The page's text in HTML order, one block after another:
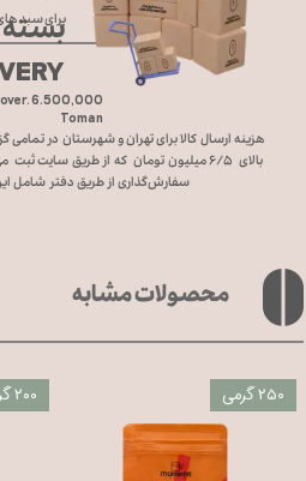
بسته
برای سبد
over. 6.500,000
Toman
هزینه ارسال کالا برای تهران و شهرستان در
بالای ۶/۵ میلیون تومان که از طریق سایت
سفارش‌گذاری از طریق دفتر شامل
محصولات مشابه
۲۵۰ گرمی ۲۰۰ گرمی